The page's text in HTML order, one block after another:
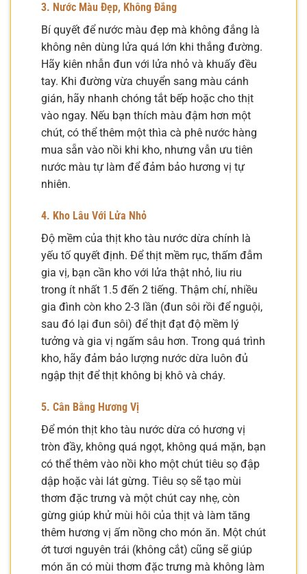
3. Nước Màu Đẹp, Không Đắng
Bí quyết để nước màu đẹp mà không đắng là
không nên dùng lửa quá lớn khi thắng đường.
Hãy kiên nhẫn đun với lửa nhỏ và khuấy đều
tay. Khi đường vừa chuyển sang màu cánh
gián, hãy nhanh chóng tắt bếp hoặc cho thịt
vào ngay. Nếu bạn thích màu đậm hơn một
chút, có thể thêm một thìa cà phê nước hàng
mua sẵn vào nồi khi kho, nhưng vẫn ưu tiên
nước màu tự làm để đảm bảo hương vị tự
nhiên.
4. Kho Lâu Với Lửa Nhỏ
Độ mềm của thịt kho tàu nước dừa chính là
yếu tố quyết định. Để thịt mềm rục, thấm đẫm
gia vị, bạn cần kho với lửa thật nhỏ, liu riu
trong ít nhất 1.5 đến 2 tiếng. Thậm chí, nhiều
gia đình còn kho 2-3 lần (đun sôi rồi để nguội,
sau đó lại đun sôi) để thịt đạt độ mềm lý
tưởng và gia vị ngấm sâu hơn. Trong quá trình
kho, hãy đảm bảo lượng nước dừa luôn đủ
ngập thịt để thịt không bị khô và cháy.
5. Cân Bằng Hương Vị
Để món thịt kho tàu nước dừa có hương vị
tròn đầy, không quá ngọt, không quá mặn, bạn
có thể thêm vào nồi kho một chút tiêu sọ đập
dập hoặc vài lát gừng. Tiêu sọ sẽ tạo mùi
thơm đặc trưng và một chút cay nhẹ, còn
gừng giúp khử mùi hôi của thịt và làm tăng
thêm hương vị ấm nồng cho món ăn. Một chút
ớt tươi nguyên trái (không cắt) cũng sẽ giúp
món ăn có mùi thơm đặc trưng mà không làm